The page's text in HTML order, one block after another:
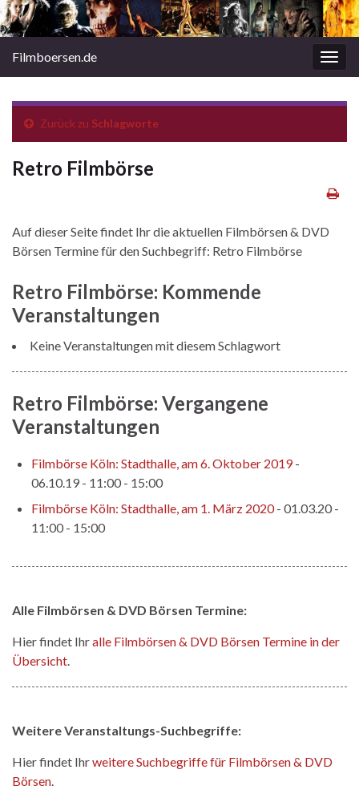
Filmboersen.de
Zurück zu Schlagworte
Retro Filmbörse
Auf dieser Seite findet Ihr die aktuellen Filmbörsen & DVD
Börsen Termine für den Suchbegriff: Retro Filmbörse
Retro Filmbörse: Kommende
Veranstaltungen
Keine Veranstaltungen mit diesem Schlagwort
Retro Filmbörse: Vergangene
Veranstaltungen
Filmbörse Köln: Stadthalle, am 6. Oktober 2019-
06.10.19 - 11:00 - 15:00
Filmbörse Köln: Stadthalle, am 1. März 2020- 01.03.20 -
11:00 - 15:00
Alle Filmbörsen & DVD Börsen Termine:
Hier findet Ihralle Filmbörsen & DVD Börsen Termine in der
Übersicht.
Weitere Veranstaltungs-Suchbegriffe:
Hier findet Ihrweitere Suchbegriffe für Filmbörsen & DVD
Börsen.